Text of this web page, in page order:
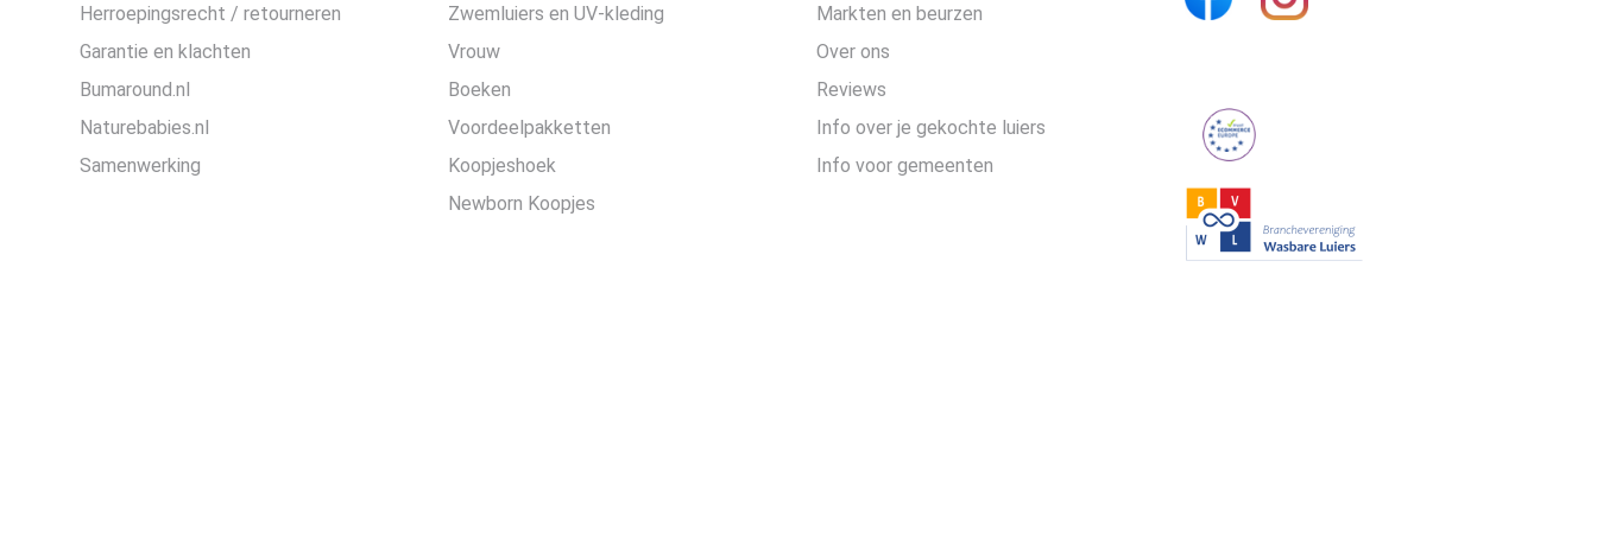
Herroepingsrecht / retourneren
Garantie en klachten
Bumaround.nl
Naturebabies.nl
Samenwerking
Zwemluiers en UV-kleding
Vrouw
Boeken
Voordeelpakketten
Koopjeshoek
Newborn Koopjes
Markten en beurzen
Over ons
Reviews
Info over je gekochte luiers
Info voor gemeenten